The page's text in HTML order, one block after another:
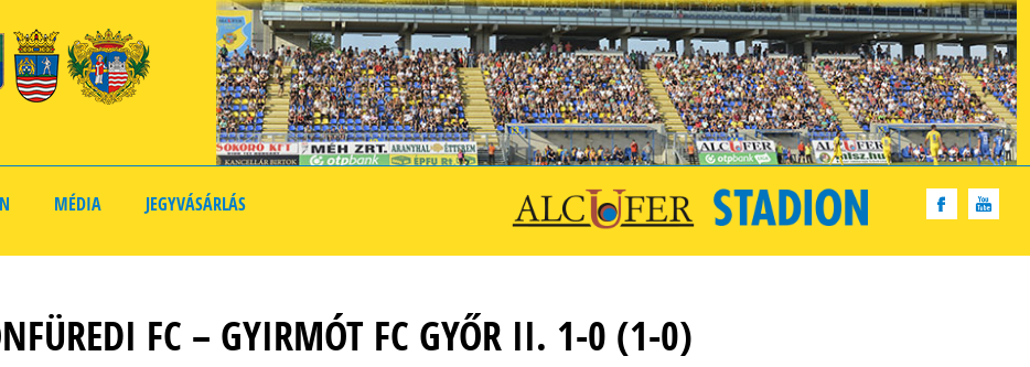
MÉDIA JEGYVÁSÁRLÁS
FC – GYIRMÓT FC GYŐR II. 1-0 (1-0)